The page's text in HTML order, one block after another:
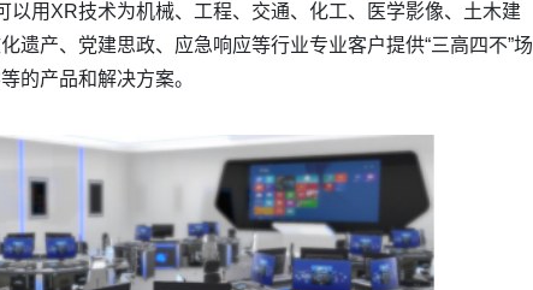
用XR技术为机械、工程、交通、化工、医学影像、土木建
遗产、党建思政、应急响应等行业专业客户提供“三高四不”场
的产品和解决方案。